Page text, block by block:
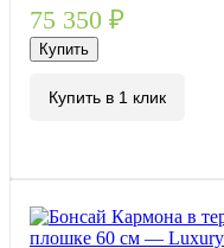
75 350 ₽
Купить
Купить в 1 клик